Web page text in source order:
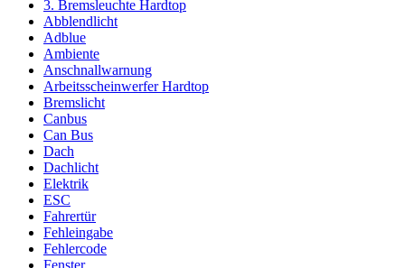
3. Bremsleuchte Hardtop
Abblendlicht
Adblue
Ambiente
Anschnallwarnung
Arbeitsscheinwerfer Hardtop
Bremslicht
Canbus
Can Bus
Dach
Dachlicht
Elektrik
ESC
Fahrertür
Fehleingabe
Fehlercode
Fenster